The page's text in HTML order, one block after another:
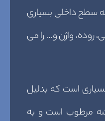
سطح داخلی بسیاری
روده، واژن و… را می
است که بدلیل
مرطوب است و به